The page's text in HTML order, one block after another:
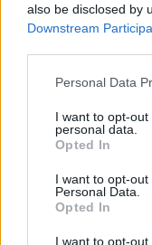
also be disclosed by
Downstream
Personal Data
I want to opt-
personal data.
Opted In
I want to opt-
Personal Data.
Opted In
I want to opt-
GRC – Η
διεργασίας
Η